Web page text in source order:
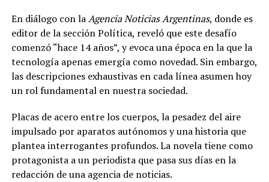
En diálogo con laAgencia Noticias Argentinas, donde es
editor de la sección Política, reveló que este desafío
comenzó “hace 14 años”, y evoca una época en la que la
tecnología apenas emergía como novedad. Sin embargo,
las descripciones exhaustivas en cada línea asumen hoy
un rol fundamental en nuestra sociedad.
Placas de acero entre los cuerpos, la pesadez del aire
impulsado por aparatos autónomos y una historia que
plantea interrogantes profundos. La novela tiene como
protagonista a un periodista que pasa sus días en la
redacción de una agencia de noticias.